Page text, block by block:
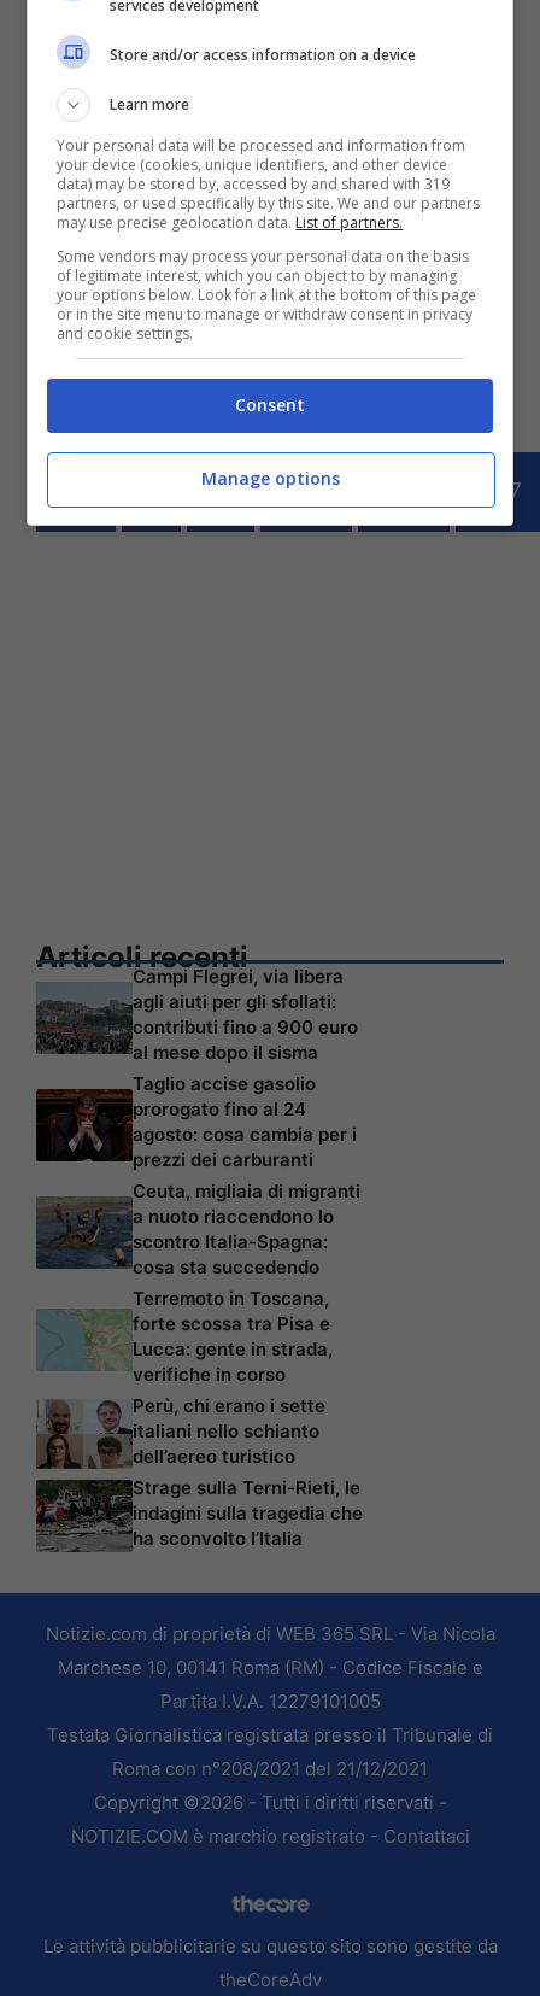
“Solo contro tutti a Marsiglia”: le
rivelazioni di un laziale a Notizie.com
4 Novembre 2021 - 09:33
… 225 227
Articoli recenti
Campi Flegrei, via libera
agli aiuti per gli sfollati:
contributi fino a 900 euro
al mese dopo il sisma
Taglio accise gasolio
prorogato fino al 24
agosto: cosa cambia per i
prezzi dei carburanti
Ceuta, migliaia di migranti
a nuoto riaccendono lo
scontro Italia-Spagna:
cosa sta succedendo
Terremoto in Toscana,
forte scossa tra Pisa e
Lucca: gente in strada,
verifiche in corso
Perù, chi erano i sette
italiani nello schianto
dell’aereo turistico
Strage sulla Terni-Rieti, le
indagini sulla tragedia che
ha sconvolto l’Italia
Notizie.com di proprietà di WEB 365 SRL - Via Nicola
Marchese 10, 00141 Roma (RM) - Codice Fiscale e
Partita I.V.A. 12279101005
Testata Giornalistica registrata presso il Tribunale di
Roma con n°208/2021 del 21/12/2021
Copyright ©2026 - Tutti i diritti riservati -
NOTIZIE.COM è marchio registrato - Contattaci
Le attività pubblicitarie su questo sito sono gestite da
theCoreAdv
services development
Store and/or access information on a device
Learn more
Your personal data will be processed and information from
your device (cookies, unique identifiers, and other device
data) may be stored by, accessed by and shared with 319
partners, or used specifically by this site. We and our partners
may use precise geolocation data. List of partners.
Some vendors may process your personal data on the basis
of legitimate interest, which you can object to by managing
your options below. Look for a link at the bottom of this page
or in the site menu to manage or withdraw consent in privacy
and cookie settings.
Consent
Manage options